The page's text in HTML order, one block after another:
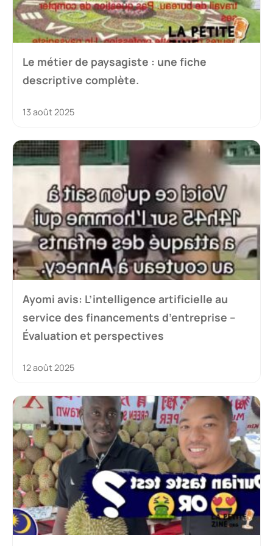
Le métier de paysagiste : une fiche
descriptive complète.
13 août 2025
Ayomi avis: L’intelligence artificielle au
service des financements d’entreprise –
Évaluation et perspectives
12 août 2025